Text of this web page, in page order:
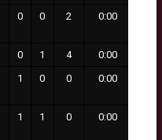
0 0 2 0:00
0 1 4 0:00
1 0 0 0:00
1 1 0 0:00